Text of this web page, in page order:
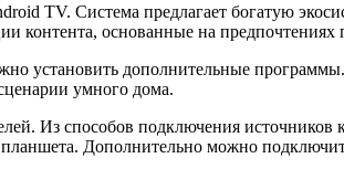
TV. Система предлагает богатую
основанные на предпочтениях
установить дополнительные
умного дома.
Из способов подключения источников
планшета. Дополнительно можно